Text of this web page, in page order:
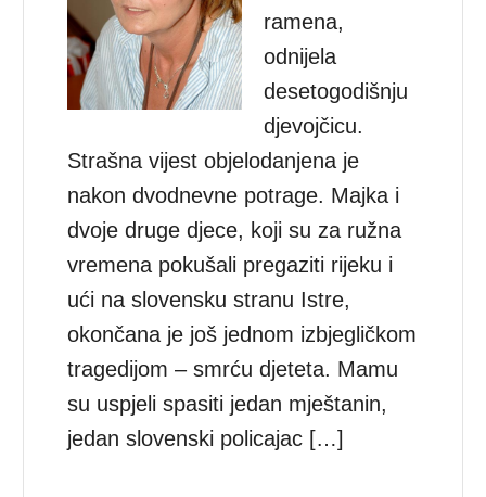
ramena,
odnijela
desetogodišnju
djevojčicu.
Strašna vijest objelodanjena je
nakon dvodnevne potrage. Majka i
dvoje druge djece, koji su za ružna
vremena pokušali pregaziti rijeku i
ući na slovensku stranu Istre,
okončana je još jednom izbjegličkom
tragedijom – smrću djeteta. Mamu
su uspjeli spasiti jedan mještanin,
jedan slovenski policajac […]